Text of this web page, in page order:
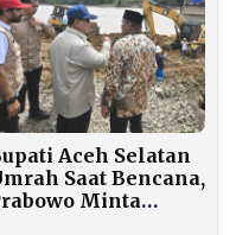
Aceh Selatan
Saat Bencana,
Minta